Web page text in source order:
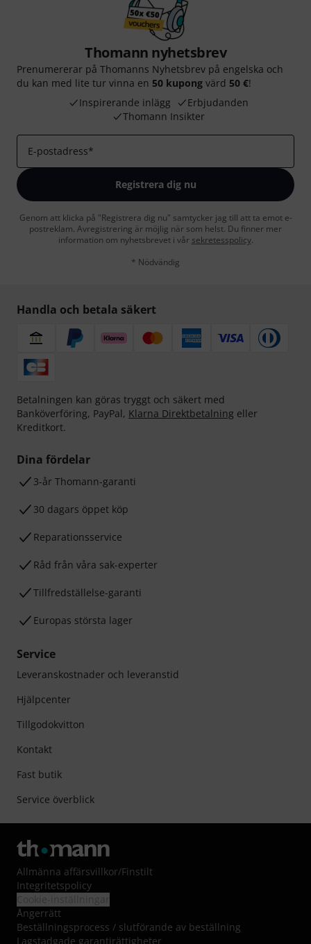
Thomann nyhetsbrev
Prenumererar på Thomanns Nyhetsbrev på engelska och
du kan med lite tur vinna en 50 kupong värd 50 €!
Inspirerande inlägg
Erbjudanden
Thomann Insikter
E-postadress*
Registrera dig nu
Genom att klicka på "Registrera dig nu" samtycker jag till att ta emot e-
postreklam. Avregistrering är möjlig när som helst. Du finner mer
information om nyhetsbrevet i vår sekretesspolicy.
* Nödvändig
Handla och betala säkert
Betalningen kan göras tryggt och säkert med
Banköverföring, PayPal, Klarna Direktbetalning eller
Kreditkort.
Dina fördelar
3-år Thomann-garanti
30 dagars öppet köp
Reparationsservice
Råd från våra sak-experter
Tillfredställelse-garanti
Europas största lager
Service
Leveranskostnader och leveranstid
Hjälpcenter
Tillgodokvitton
Kontakt
Fast butik
Service överblick
Allmänna affärsvillkor/Finstilt
Integritetspolicy
Ångerrätt
Beställningsprocess / slutförande av beställning
Lagstadgade garantirättigheter